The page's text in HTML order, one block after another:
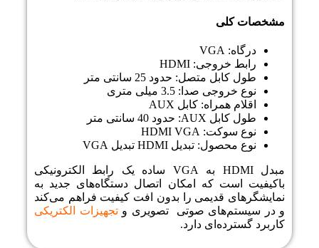
مشخصات کلی
درگاه: VGA
رابط خروجی: HDMI
طول کابل متصل: حدود 25 سانتی متر
نوع خروجی صدا: 3.5 میلی متری
اقلام همراه: کابل AUX
طول کابل AUX: حدود 40 سانتی متر
نوع سوکت: HDMI VGA
نوع محصول: تبدیل HDMI تبدیل VGA
مبدل HDMI به VGA ساده یک رابط الکترونیکی
باکیفیت است که امکان اتصال دستگاه‌های جدید به
نمایشگرهای قدیمی را بدون افت کیفیت فراهم می‌کند
و در سیستم‌های صوتی‌ تصویری وتجهیزات الکتریکی
کاربرد گسترده‌ای دارد.